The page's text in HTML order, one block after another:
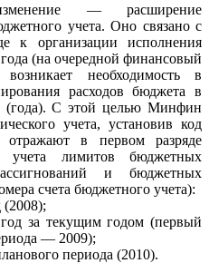
— расширение
учета. Оно связано с
к организации исполнения
(на очередной финансовый
необходимость в
расходов бюджета в
(года). С этой целью Минфин
учета, установив код
отражают в первом разряде
учета лимитов бюджетных
и бюджетных
счета бюджетного учета):
за текущим годом (первый
— 2009);
периода (2010).